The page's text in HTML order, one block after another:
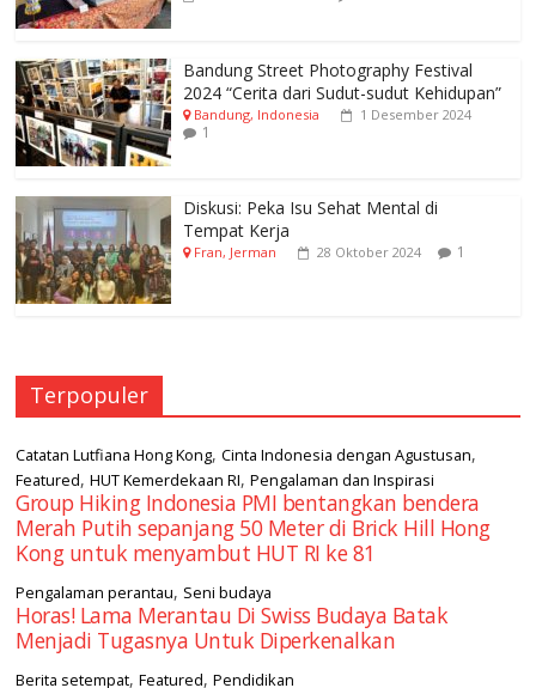
Bandung Street Photography Festival
2024 “Cerita dari Sudut-sudut Kehidupan”
Bandung, Indonesia 1 Desember 2024
1
Diskusi: Peka Isu Sehat Mental di
Tempat Kerja
Fran, Jerman 28 Oktober 2024 1
Terpopuler
Catatan Lutfiana Hong Kong,Cinta Indonesia dengan Agustusan,
Featured,HUT Kemerdekaan RI,Pengalaman dan Inspirasi
Group Hiking Indonesia PMI bentangkan bendera
Merah Putih sepanjang 50 Meter di Brick Hill Hong
Kong untuk menyambut HUT RI ke 81
Pengalaman perantau, Seni budaya
Horas! Lama Merantau Di Swiss Budaya Batak
Menjadi Tugasnya Untuk Diperkenalkan
Berita setempat,Featured,Pendidikan